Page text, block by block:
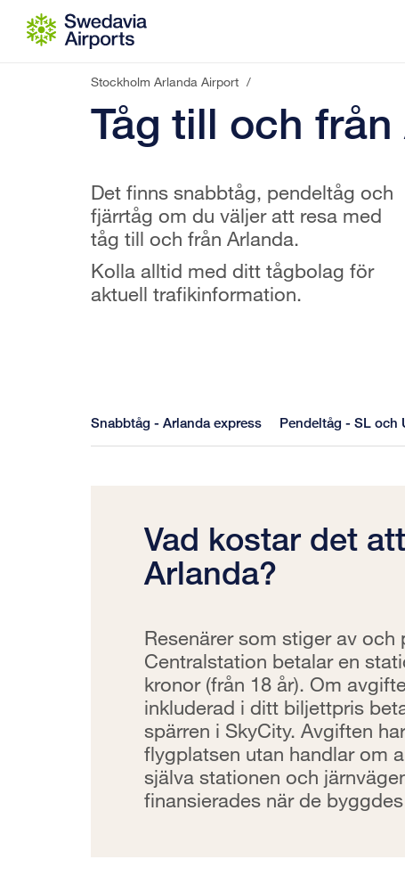
Gå till innehåll
Stockholm Arlanda Airport /
Tåg till och
Det finns snabbtåg, pendeltåg och
fjärrtåg om du väljer att resa med
tåg till och från Arlanda.
Kolla alltid med ditt tågbolag för
aktuell trafikinformation.
Snabbtåg - Arlanda express Pendeltåg - SL och
Vad kostar det
Arlanda?
Resenärer som stiger av och
Centralstation betalar en
kronor (från 18 år). Om
inkluderad i ditt biljettpris
spärren i SkyCity. Avgiften
flygplatsen utan handlar om
själva stationen och
finansierades när de